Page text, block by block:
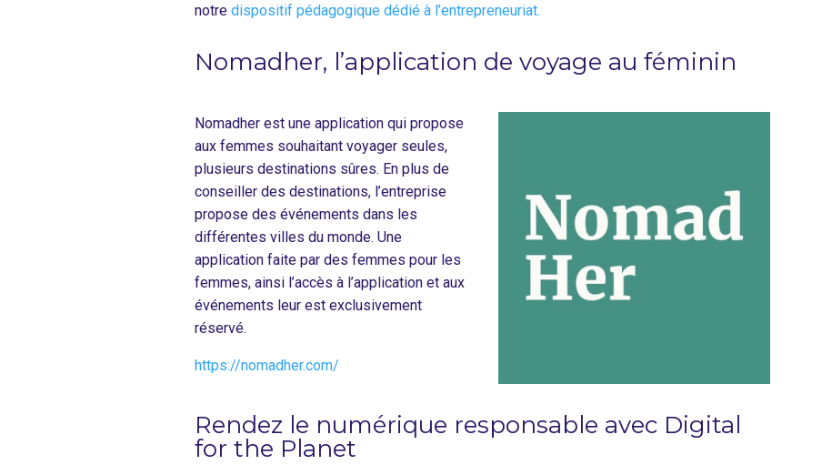
notre dispositif pédagogique dédié à l’entrepreneuriat.
Nomadher, l’application de voyage au féminin
Nomadher est une application qui propose
aux femmes souhaitant voyager seules,
plusieurs destinations sûres. En plus de
conseiller des destinations, l’entreprise
propose des événements dans les
différentes villes du monde. Une
application faite par des femmes pour les
femmes, ainsi l’accès à l’application et aux
événements leur est exclusivement
réservé.
https://nomadher.com/
Rendez le numérique responsable avec Digital
for the Planet